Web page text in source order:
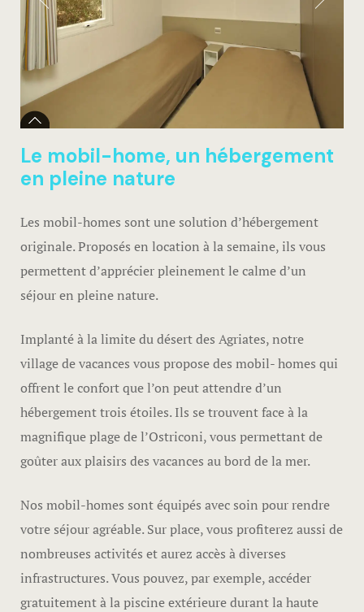
Le mobil-home, un hébergement
en pleine nature
Les mobil-homes sont une solution d’hébergement
originale. Proposés en location à la semaine, ils vous
permettent d’apprécier pleinement le calme d’un
séjour en pleine nature.
Implanté à la limite du désert des Agriates, notre
village de vacances vous propose des mobil- homes qui
offrent le confort que l’on peut attendre d’un
hébergement trois étoiles. Ils se trouvent face à la
magnifique plage de l’Ostriconi, vous permettant de
goûter aux plaisirs des vacances au bord de la mer.
Nos mobil-homes sont équipés avec soin pour rendre
votre séjour agréable. Sur place, vous profiterez aussi de
nombreuses activités et aurez accès à diverses
infrastructures. Vous pouvez, par exemple, accéder
gratuitement à la piscine extérieure durant la haute
Villa
Villa
Porto-
Location «
GALERIE
CLASSÉS